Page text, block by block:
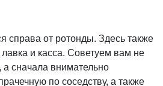
справа от ротонды. Здесь также
лавка и касса. Советуем вам не
а сначала внимательно
по соседству, а также